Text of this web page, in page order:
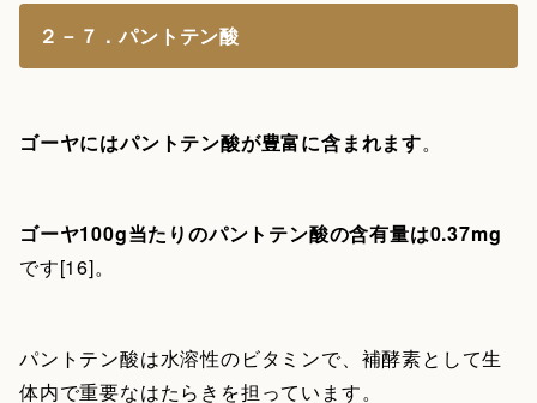
２－７．パントテン酸
ゴーヤにはパントテン酸が豊富に含まれます。
ゴーヤ100g当たりのパントテン酸の含有量は0.37mg
です[16]。
パントテン酸は水溶性のビタミンで、補酵素として生
体内で重要なはたらきを担っています。